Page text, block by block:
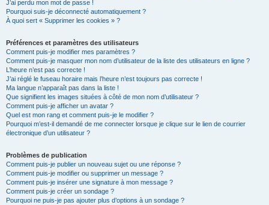
J’ai perdu mon mot de passe !
Pourquoi suis-je déconnecté automatiquement ?
À quoi sert « Supprimer les cookies » ?
Préférences et paramètres des utilisateurs
Comment puis-je modifier mes paramètres ?
Comment puis-je masquer mon nom d’utilisateur de la liste des utilisateurs en ligne ?
L’heure n’est pas correcte !
J’ai réglé le fuseau horaire mais l’heure n’est toujours pas correcte !
Ma langue n’apparaît pas dans la liste !
Que signifient les images situées à côté de mon nom d’utilisateur ?
Comment puis-je afficher un avatar ?
Quel est mon rang et comment puis-je le modifier ?
Pourquoi m’est-il demandé de me connecter lorsque je clique sur le lien de courrier
électronique d’un utilisateur ?
Problèmes de publication
Comment puis-je publier un nouveau sujet ou une réponse ?
Comment puis-je modifier ou supprimer un message ?
Comment puis-je insérer une signature à mon message ?
Comment puis-je créer un sondage ?
Pourquoi ne puis-je pas ajouter plus d’options à un sondage ?